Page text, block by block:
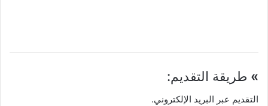
» طريقة التقديم:
التقديم عبر البريد الإلكتروني.